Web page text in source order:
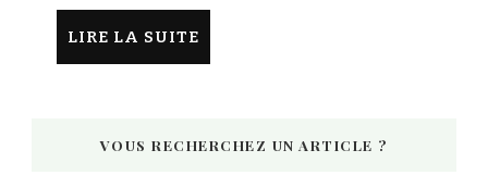
LIRE LA SUITE
VOUS RECHERCHEZ UN ARTICLE ?